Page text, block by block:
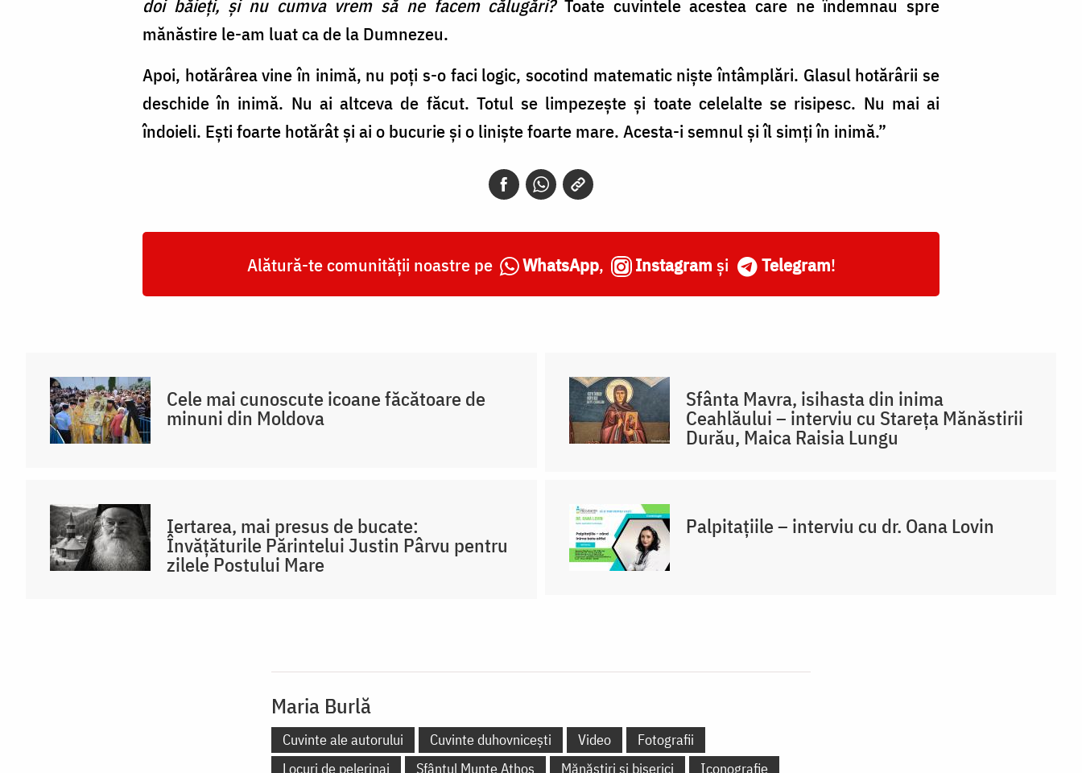
doi băieți, și nu cumva vrem să ne facem călugări?Toate cuvintele acestea care ne îndemnau spre
mănăstire le-am luat ca de la Dumnezeu.
Apoi, hotărârea vine în inimă, nu poți s-o faci logic, socotind matematic niște întâmplări. Glasul hotărârii se
deschide în inimă. Nu ai altceva de făcut. Totul se limpezește și toate celelalte se risipesc. Nu mai ai
îndoieli. Ești foarte hotărât și ai o bucurie și o liniște foarte mare. Acesta-i semnul și îl simți în inimă.”
Alătură-te comunității noastre pe WhatsApp, Instagram și Telegram!
Cele mai cunoscute icoane făcătoare de
minuni din Moldova
Sfânta Mavra, isihasta din inima
Ceahlăului – interviu cu Stareța Mănăstirii
Durău, Maica Raisia Lungu
Iertarea, mai presus de bucate:
Învățăturile Părintelui Justin Pârvu pentru
zilele Postului Mare
Palpitațiile – interviu cu dr. Oana Lovin
Maria Burlă
Cuvinte ale autorului Cuvinte duhovnicești Video
Fotografii
Locuri de pelerinaj
Sfântul Munte Athos Mănăstiri și biserici
Iconografie